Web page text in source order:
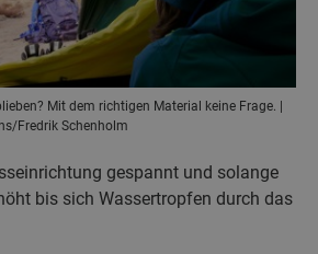
Mit dem richtigen Material keine Frage. |
Fredrik Schenholm
gespannt und solange
bis sich Wassertropfen durch das